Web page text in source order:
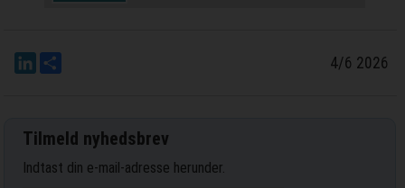
LinkedIn 4/6 2026
Tilmeld nyhedsbrev
Indtast din e-mail-adresse herunder.